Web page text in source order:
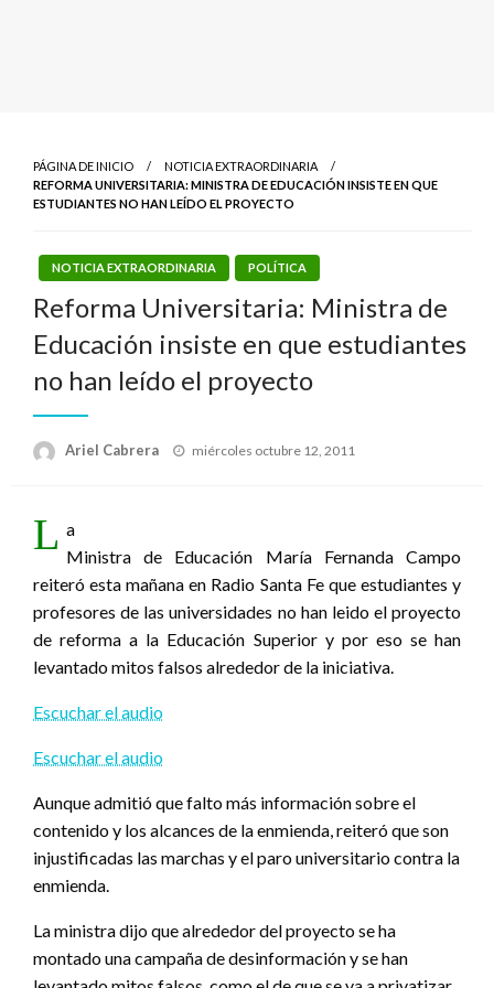
PÁGINA DE INICIO
NOTICIA EXTRAORDINARIA
REFORMA UNIVERSITARIA: MINISTRA DE EDUCACIÓN INSISTE EN QUE
ESTUDIANTES NO HAN LEÍDO EL PROYECTO
NOTICIA EXTRAORDINARIA POLÍTICA
Reforma Universitaria: Ministra de
Educación insiste en que estudiantes
no han leído el proyecto
Ariel Cabrera
Publicado
miércoles octubre 12, 2011
L a
Ministra de Educación María Fernanda Campo
reiteró esta mañana en Radio Santa Fe que estudiantes y
profesores de las universidades no han leido el proyecto
de reforma a la Educación Superior y por eso se han
levantado mitos falsos alrededor de la iniciativa.
Escuchar el audio
Escuchar el audio
Aunque admitió que falto más información sobre el
contenido y los alcances de la enmienda, reiteró que son
injustificadas las marchas y el paro universitario contra la
enmienda.
La ministra dijo que alrededor del proyecto se ha
montado una campaña de desinformación y se han